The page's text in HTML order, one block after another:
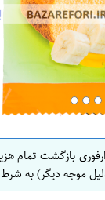
بازگشت تمام
موجه دیگر) به